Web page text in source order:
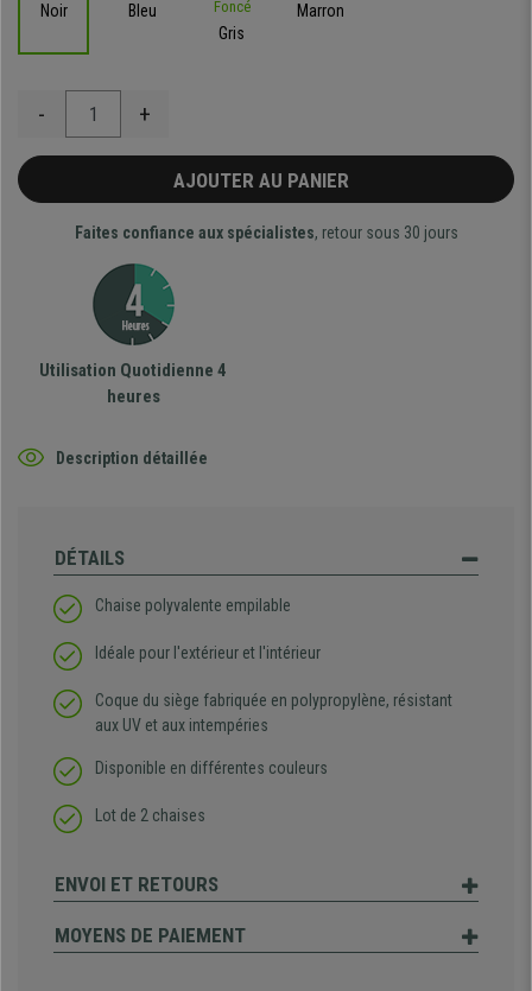
Noir
Bleu
Gris
Marron
- +
AJOUTER AU PANIER
Faites confiance aux spécialistes, retour sous 30 jours
Utilisation Quotidienne 4
heures
Description détaillée
DÉTAILS
Chaise polyvalente empilable
Idéale pour l'extérieur et l'intérieur
Coque du siège fabriquée en polypropylène, résistant
aux UV et aux intempéries
Disponible en différentes couleurs
Lot de 2 chaises
ENVOI ET RETOURS
MOYENS DE PAIEMENT